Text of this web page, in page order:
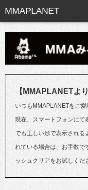
【MMAPLANETよ
いつもMMAPLANETをご
現在、スマートフォンにて
でも正しい形で表示される
れている場合は、お手数で
ッシュクリアをお試しくだ